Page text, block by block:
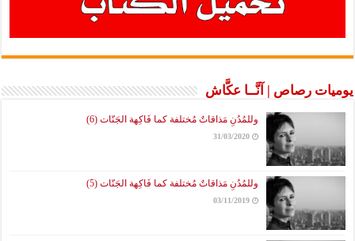
يوميات رصاص | آنَّــا عكَّاش
وللمُدُنِ مَذاقاتٌ مُختلفة كما فَاكِهة الجَنّات (6)
31/03/2020
وللمُدُنِ مَذاقاتٌ مُختلفة كما فَاكِهة الجَنّات (5)
03/11/2019